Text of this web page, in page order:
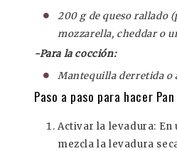
200 g de queso rallado
mozzarella, cheddar o
-Para la cocción:
Mantequilla derretida o
Paso a paso para hacer Pan
Activar la levadura: En
mezcla la levadura